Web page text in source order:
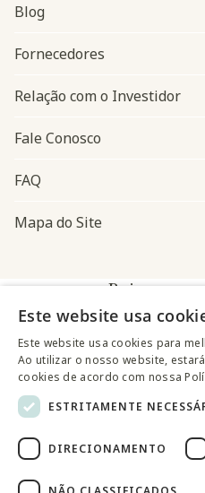
Navegação do rodapé
Blog
Fornecedores
Relação com o Investidor
Fale Conosco
FAQ
Mapa do Site
Baixe o
Somos uma
Este website usa
Este website usa cookies para
Ao utilizar o nosso website,
cookies de acordo com nossa
ESTRITAMENTE
DIRECIONAMENTO